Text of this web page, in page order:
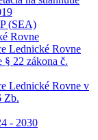
(SEA)
Rovne
Lednické Rovne
§ 22 zákona č.
Lednické Rovne v
Zb.
- 2030